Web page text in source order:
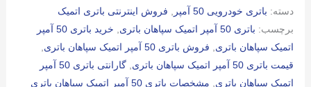
باتری
عدد
دسته: باتری خودرویی 50 آمپر , فروش اینترنتی باتری اتمیک
برچسب: باتری 50 آمپر اتمیک سپاهان باتری ,
خرید باتری 50 آمپر
اتمیک سپاهان باتری, فروش باتری 50 آمپر اتمیک سپاهان باتری
,
قیمت باتری 50 آمپر اتمیک سپاهان باتری
,
گارانتی باتری 50 آمپر
اتمیک سپاهان باتری, مشخصات باتری 50 آمپر اتمیک سپاهان باتری